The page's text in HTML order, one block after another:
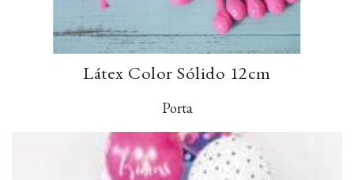
Látex Color Sólido 12cm
Porta